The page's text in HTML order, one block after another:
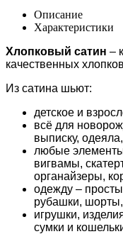
Описание
Характеристики
Хлопковый сатин –
качественных
Из сатина шьют:
детское и
всё для
выписку,
любые
вигвамы,
органайзеры,
одежду –
рубашки,
игрушки,
сумки и